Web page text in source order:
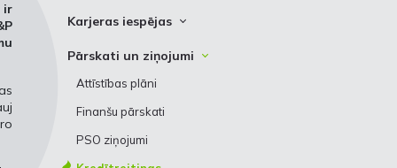
ir
Akcionāru struktūra
Padome
Cel trauksmi
Karjeras iespējas
Vakances
Kādēļ izvēlēties strādāt Conexus
Prakses iespējas
Pārskati un ziņojumi
Attīstības plāni
Finanšu pārskati
PSO ziņojumi